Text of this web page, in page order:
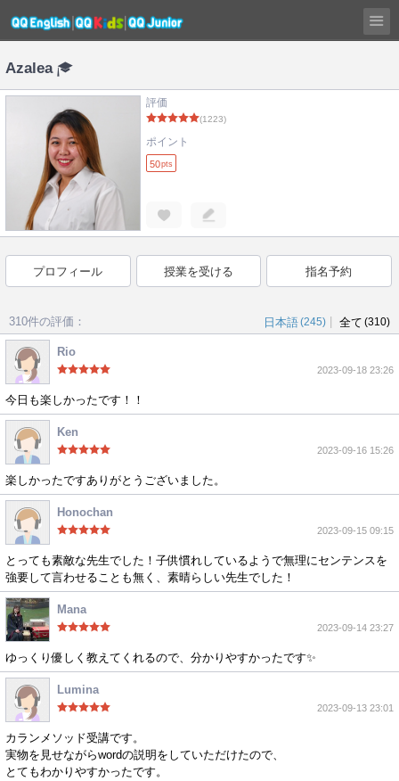
Azalea
評価
(1223)
ポイント
50pts
プロフィール 授業を受ける 指名予約
310件の評価： 日本語(245) 全て (310)
Rio
2023-09-18 23:26
今日も楽しかったです！！
Ken
2023-09-16 15:26
楽しかったですありがとうございました。
Honochan
2023-09-15 09:15
とっても素敵な先生でした！子供慣れしているようで無理にセンテンスを
強要して言わせることも無く、素晴らしい先生でした！
Mana
2023-09-14 23:27
ゆっくり優しく教えてくれるので、分かりやすかったです✨
Lumina
2023-09-13 23:01
カランメソッド受講です。
実物を見せながらwordの説明をしていただけたので、
とてもわかりやすかったです。